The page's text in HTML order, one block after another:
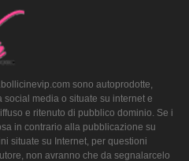
sono autoprodotte,
media o situate su internet e
e ritenuto di pubblico dominio. Se i
in contrario alla pubblicazione su
situate su Internet, per questioni
non avranno che da segnalarcelo